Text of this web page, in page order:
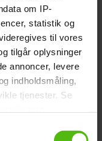
om IP-
statistik og
til vores
tilgår oplysninger
annoncer, levere
indholdsmåling,
tjenester. Se